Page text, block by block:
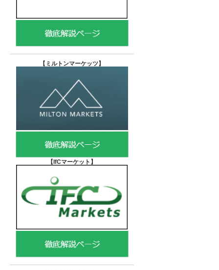
【 ミルトンマーケッツ】
【IfCマーケット 】